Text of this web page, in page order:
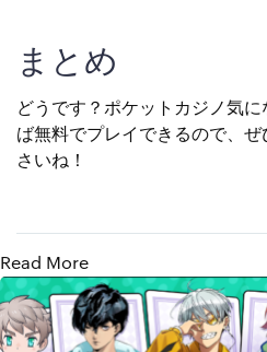
まとめ
どうです？ポケットカジノ気
ば無料でプレイできるので、
さいね！
Read More